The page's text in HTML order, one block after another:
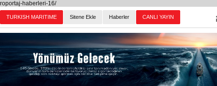
roportaj-haberleri-16/
TURKISH MARITIME Sitene Ekle Haberler CANLI YAYIN